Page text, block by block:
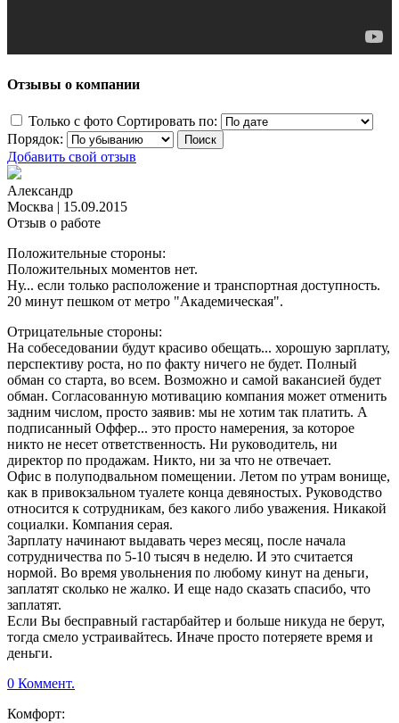
Отзывы о компании
Только с фото Сортировать по:
Порядок:
Добавить свой отзыв
Александр
Москва | 15.09.2015
Отзыв о работе
Положительные стороны:
Положительных моментов нет.
Ну... если только расположение и транспортная доступность.
20 минут пешком от метро "Академическая".
Отрицательные стороны:
На собеседовании будут красиво обещать... хорошую зарплату,
перспективу роста, но по факту ничего не будет. Полный
обман со старта, во всем. Возможно и самой вакансией будет
обман. Согласованную мотивацию компания может отменить
задним числом, просто заявив: мы не хотим так платить. А
подписанный Оффер... это просто намерения, за которое
никто не несет ответственность. Ни руководитель, ни
директор по продажам. Никто, ни за что не отвечает.
Офис в полуподвальном помещении. Летом по утрам вонище,
как в привокзальном туалете конца девяностых. Руководство
относится к сотрудникам, без какого либо уважения. Никакой
социалки. Компания серая.
Зарплату начинают выдавать через месяц, после начала
сотрудничества по 5-10 тысяч в неделю. И это считается
нормой. Во время увольнения по любому кинут на деньги,
заплатят сколько не жалко. И еще надо сказать спасибо, что
заплатят.
Если Вы бесправный гастарбайтер и больше никуда не берут,
тогда смело устраивайтесь. Иначе просто потеряете время и
деньги.
0 Коммент.
Комфорт: